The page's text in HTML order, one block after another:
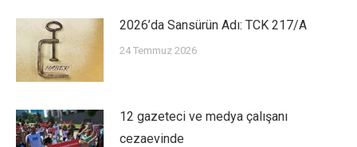
2026’da Sansürün Adı: TCK 217/A
24 Temmuz 2026
12 gazeteci ve medya çalışanı
cezaevinde